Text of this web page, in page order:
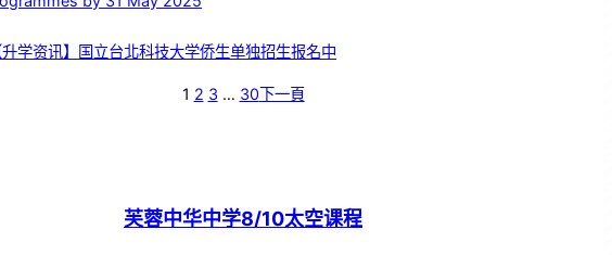
升学资讯】国立台北科技大学侨生单独招生报名中
1 2 3 … 30下一頁
芙蓉中华中学8/10太空课程